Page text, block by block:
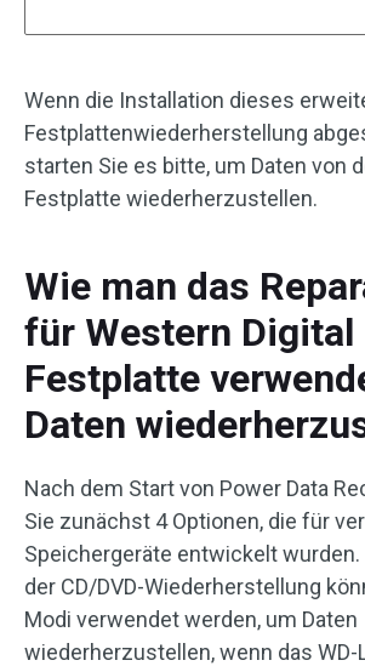
Wenn die Installation dieses
Festplattenwiederherstellung
starten Sie es bitte, um Daten von
Festplatte wiederherzustellen.
Wie man das
für Western Digital
Festplatte
Daten
Nach dem Start von Power Data
Sie zunächst 4 Optionen, die für
Speichergeräte entwickelt
der CD/DVD-Wiederherstellung
Modi verwendet werden, um Daten
wiederherzustellen, wenn das